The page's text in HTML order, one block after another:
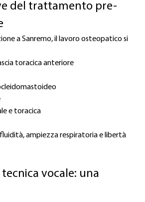
del trattamento pre-
a Sanremo, il lavoro osteopatico si
toracica anteriore
e toracica
ampiezza respiratoria e libertà
vocale: una